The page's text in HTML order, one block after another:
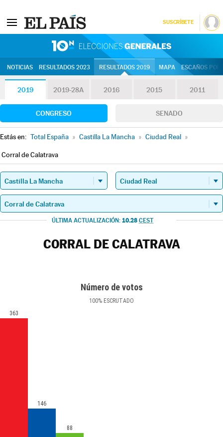
SUSCRÍBETE
NOTICIAS RESULTADOS 2023 RESULTADOS 2019 MAPA ESCAÑOS
2019 2019-28A 2016 2015 2011
CONGRESO SENADO
Estás en: Total España » Castilla La Mancha » Ciudad Real »
Corral de Calatrava
ÚLTIMA ACTUALIZACIÓN: 10.28 CEST
CORRAL DE CALATRAVA
Número de votos
100% ESCRUTADO
363
146
88